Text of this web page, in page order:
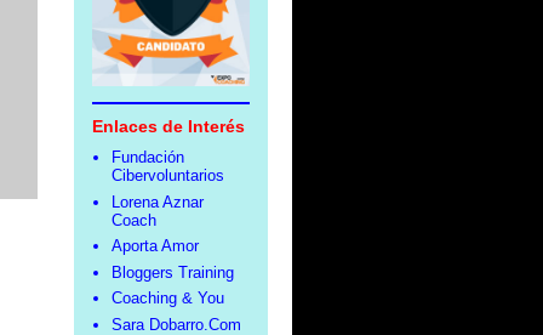
Enlaces de Interés
Fundación
Cibervoluntarios
Lorena Aznar
Coach
Aporta Amor
Bloggers Training
Coaching & You
Sara Dobarro.Com